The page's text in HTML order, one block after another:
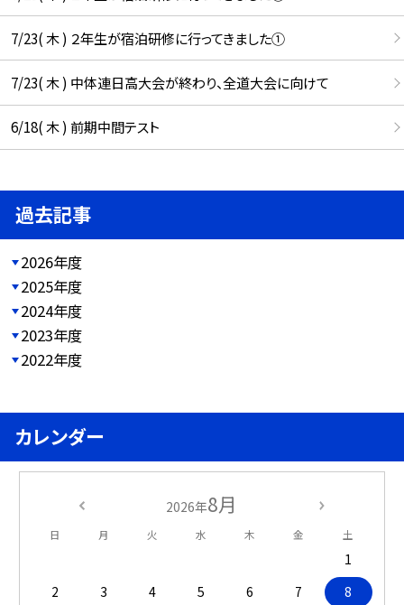
7/23( 木 ) ２年生が宿泊研修に行ってきました①
7/23( 木 ) 中体連日高大会が終わり、全道大会に向けて
6/18( 木 ) 前期中間テスト
過去記事
2026年度
2025年度
2024年度
2023年度
2022年度
カレンダー
2026年8月
日 月 火 水 木 金 土
1
2
3 4 5 6 7
8